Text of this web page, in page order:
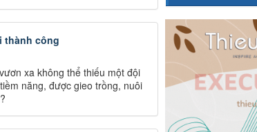
thành công
xa không thể thiếu một đội
năng, được gieo trồng, nuôi